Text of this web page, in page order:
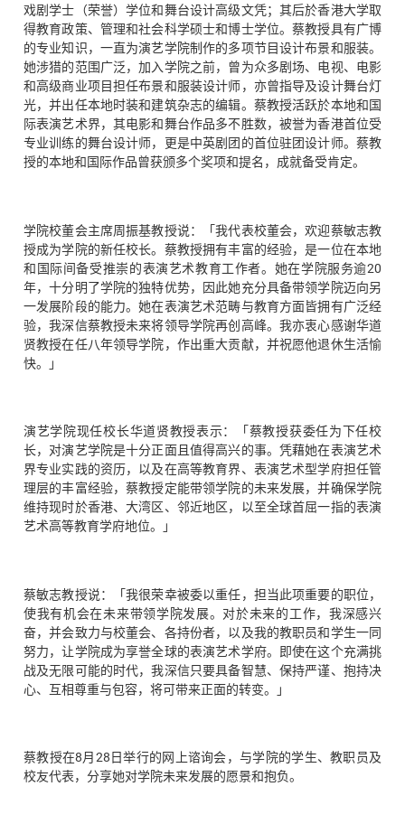
戏剧学士（荣誉）学位和舞台设计高级文凭；其后於香港大学取
得教育政策、管理和社会科学硕士和博士学位。蔡教授具有广博
的专业知识，一直为演艺学院制作的多项节目设计布景和服装。
她涉猎的范围广泛，加入学院之前，曾为众多剧场、电视、电影
和高级商业项目担任布景和服装设计师，亦曾指导及设计舞台灯
光，并出任本地时装和建筑杂志的编辑。蔡教授活跃於本地和国
际表演艺术界，其电影和舞台作品多不胜数，被誉为香港首位受
专业训练的舞台设计师，更是中英剧团的首位驻团设计师。蔡教
授的本地和国际作品曾获颁多个奖项和提名，成就备受肯定。
学院校董会主席周振基教授说：「我代表校董会，欢迎蔡敏志教
授成为学院的新任校长。蔡教授拥有丰富的经验，是一位在本地
和国际间备受推崇的表演艺术教育工作者。她在学院服务逾20
年，十分明了学院的独特优势，因此她充分具备带领学院迈向另
一发展阶段的能力。她在表演艺术范畴与教育方面皆拥有广泛经
验，我深信蔡教授未来将领导学院再创高峰。我亦衷心感谢华道
贤教授在任八年领导学院，作出重大贡献，并祝愿他退休生活愉
快。」
演艺学院现任校长华道贤教授表示：「蔡教授获委任为下任校
长，对演艺学院是十分正面且值得高兴的事。凭藉她在表演艺术
界专业实践的资历，以及在高等教育界、表演艺术型学府担任管
理层的丰富经验，蔡教授定能带领学院的未来发展，并确保学院
维持现时於香港、大湾区、邻近地区，以至全球首屈一指的表演
艺术高等教育学府地位。」
蔡敏志教授说：「我很荣幸被委以重任，担当此项重要的职位，
使我有机会在未来带领学院发展。对於未来的工作，我深感兴
奋，并会致力与校董会、各持份者，以及我的教职员和学生一同
努力，让学院成为享誉全球的表演艺术学府。即使在这个充满挑
战及无限可能的时代，我深信只要具备智慧、保持严谨、抱持决
心、互相尊重与包容，将可带来正面的转变。」
蔡教授在8月28日举行的网上谘询会，与学院的学生、教职员及
校友代表，分享她对学院未来发展的愿景和抱负。